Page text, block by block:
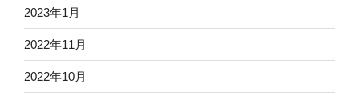
2023年1月
2022年11月
2022年10月